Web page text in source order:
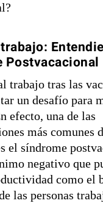
Postvacacional
trabajo tras las
un desafío para
efecto, una de las
más comunes
el síndrome
negativo que
como el
las personas